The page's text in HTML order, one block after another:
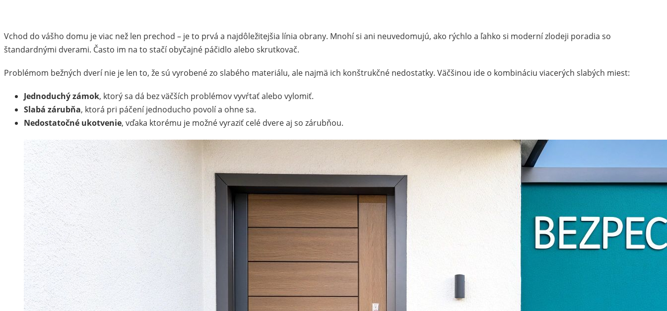
Vchod do vášho domu je viac než len prechod – je to prvá a najdôležitejšia línia obrany. Mnohí si ani neuvedomujú, ako rýchlo a ľahko si moderní zlodeji poradia so
štandardnými dverami. Často im na to stačí obyčajné páčidlo alebo skrutkovač.
Problémom bežných dverí nie je len to, že sú vyrobené zo slabého materiálu, ale najmä ich konštrukčné nedostatky. Väčšinou ide o kombináciu viacerých slabých miest:
Jednoduchý zámok, ktorý sa dá bez väčších problémov vyvŕtať alebo vylomiť.
Slabá zárubňa, ktorá pri páčení jednoducho povolí a ohne sa.
Nedostatočné ukotvenie, vďaka ktorému je možné vyraziť celé dvere aj so zárubňou.